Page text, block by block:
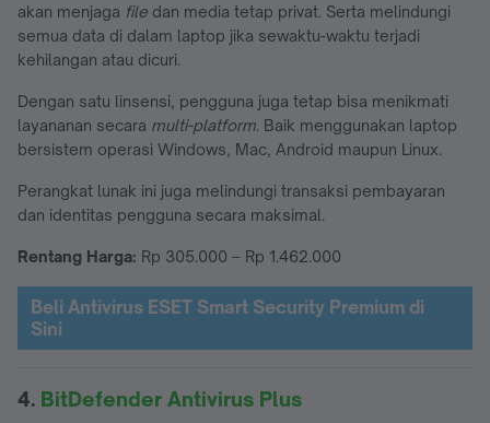
akan menjaga file dan media tetap privat. Serta melindungi
semua data di dalam laptop jika sewaktu-waktu terjadi
kehilangan atau dicuri.
Dengan satu linsensi, pengguna juga tetap bisa menikmati
layananan secara multi-platform. Baik menggunakan laptop
bersistem operasi Windows, Mac, Android maupun Linux.
Perangkat lunak ini juga melindungi transaksi pembayaran
dan identitas pengguna secara maksimal.
Rentang Harga: Rp 305.000 – Rp 1.462.000
Beli Antivirus ESET Smart Security Premium di
Sini
4. BitDefender Antivirus Plus